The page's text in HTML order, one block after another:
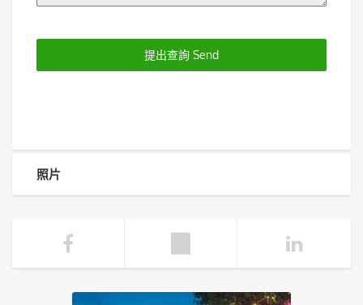
提出查詢 Send
照片